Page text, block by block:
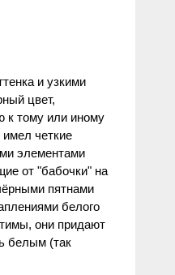
и узкими
цвет,
к тому или иному
имел четкие
элементами
от "бабочки" на
пятнами
белого
они придают
белым (так